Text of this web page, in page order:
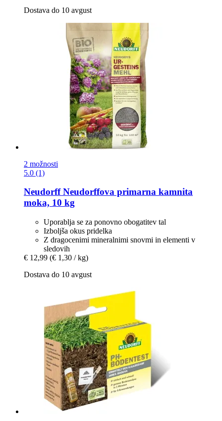
Dostava do 10 avgust
2 možnosti
5.0 (1)
NeudorffNeudorffova primarna kamnita
moka, 10 kg
Uporablja se za ponovno obogatitev tal
Izboljša okus pridelka
Z dragocenimi mineralnimi snovmi in elementi v
sledovih
€ 12,99 (€ 1,30 / kg)
Dostava do 10 avgust